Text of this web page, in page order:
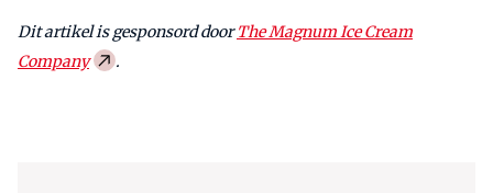
Dit artikel is gesponsord doorThe Magnum Ice Cream
Company
.